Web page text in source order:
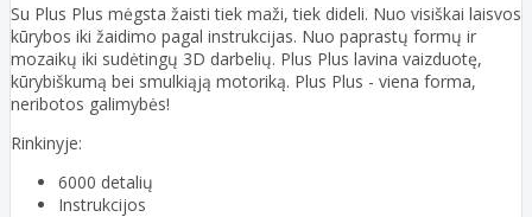
Su Plus Plus mėgsta žaisti tiek maži, tiek dideli. Nuo visiškai laisvos
kūrybos iki žaidimo pagal instrukcijas. Nuo paprastų formų ir
mozaikų iki sudėtingų 3D darbelių. Plus Plus lavina vaizduotę,
kūrybiškumą bei smulkiąją motoriką. Plus Plus - viena forma,
neribotos galimybės!
Rinkinyje:
6000 detalių
Instrukcijos